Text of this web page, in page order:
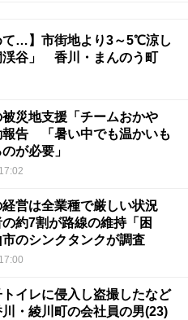
て…】市街地より3～5℃涼し
渓谷」 香川・まんのう町
災地支援「チームおかや
報告 「暑い中でも温かいも
が必要」
経営は全業種で厳しい状況
約7割が路線の維持「困
のシンクタンクが調査
イレに侵入し盗撮したなど
・綾川町の会社員の男(23)